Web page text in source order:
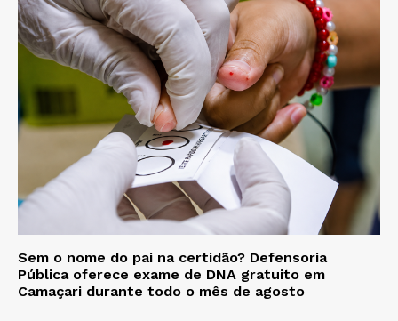
Sem o nome do pai na certidão? Defensoria
Pública oferece exame de DNA gratuito em
Camaçari durante todo o mês de agosto